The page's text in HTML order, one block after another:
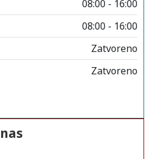
08:00 - 16:00
08:00 - 16:00
Zatvoreno
Zatvoreno